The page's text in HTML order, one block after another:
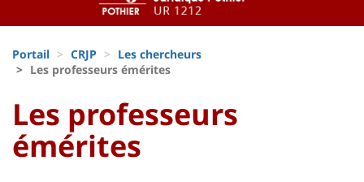
Recherche
Block
liste
composantes
d'Ariane
Portail CRJP
Les chercheurs
Les professeurs émérites
University
:
Sidebar
University
:
Main
Titre
Les professeurs
émérites